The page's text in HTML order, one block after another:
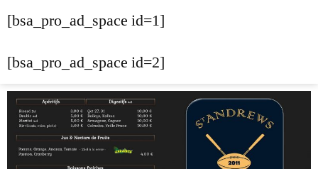
[bsa_pro_ad_space id=1]
[bsa_pro_ad_space id=2]